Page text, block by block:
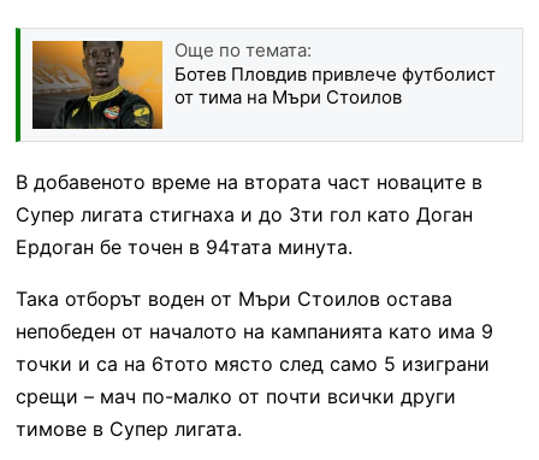
Още по темата:
Ботев Пловдив привлече футболист
от тима на Мъри Стоилов
В добавеното време на втората част новаците в
Супер лигата стигнаха и до 3ти гол като Доган
Ердоган бе точен в 94тата минута.
Така отборът воден от Мъри Стоилов остава
непобеден от началото на кампанията като има 9
точки и са на 6тото място след само 5 изиграни
срещи – мач по-малко от почти всички други
тимове в Супер лигата.